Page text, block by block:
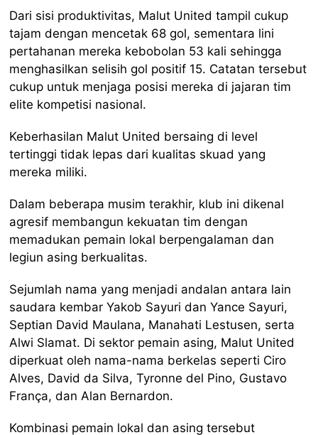
Dari sisi produktivitas, Malut United tampil cukup
tajam dengan mencetak 68 gol, sementara lini
pertahanan mereka kebobolan 53 kali sehingga
menghasilkan selisih gol positif 15. Catatan tersebut
cukup untuk menjaga posisi mereka di jajaran tim
elite kompetisi nasional.
Keberhasilan Malut United bersaing di level
tertinggi tidak lepas dari kualitas skuad yang
mereka miliki.
Dalam beberapa musim terakhir, klub ini dikenal
agresif membangun kekuatan tim dengan
memadukan pemain lokal berpengalaman dan
legiun asing berkualitas.
Sejumlah nama yang menjadi andalan antara lain
saudara kembar Yakob Sayuri dan Yance Sayuri,
Septian David Maulana, Manahati Lestusen, serta
Alwi Slamat. Di sektor pemain asing, Malut United
diperkuat oleh nama-nama berkelas seperti Ciro
Alves, David da Silva, Tyronne del Pino, Gustavo
França, dan Alan Bernardon.
Kombinasi pemain lokal dan asing tersebut